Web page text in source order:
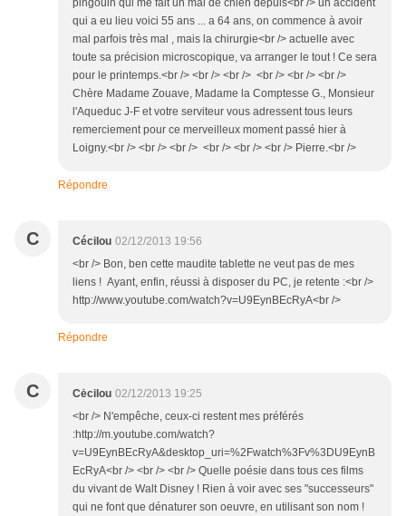
pingouin qui me fait un mal de chien depuis<br /> un accident
qui a eu lieu voici 55 ans ... a 64 ans, on commence à avoir
mal parfois très mal , mais la chirurgie<br /> actuelle avec
toute sa précision microscopique, va arranger le tout ! Ce sera
pour le printemps.<br /> <br /> <br /> <br /> <br /> <br />
Chère Madame Zouave, Madame la Comptesse G., Monsieur
l'Aqueduc J-F et votre serviteur vous adressent tous leurs
remerciement pour ce merveilleux moment passé hier à
Loigny.<br /> <br /> <br /> <br /> <br /> <br /> Pierre.<br />
Répondre
C Cécilou 02/12/2013 19:56
<br /> Bon, ben cette maudite tablette ne veut pas de mes
liens ! Ayant, enfin, réussi à disposer du PC, je retente :<br />
http://www.youtube.com/watch?v=U9EynBEcRyA<br />
Répondre
C Cėcilou 02/12/2013 19:25
<br /> N'empêche, ceux-ci restent mes préférés
:http://m.youtube.com/watch?
v=U9EynBEcRyA&desktop_uri=%2Fwatch%3Fv%3DU9EynB
EcRyA<br /> <br /> <br /> Quelle poésie dans tous ces films
du vivant de Walt Disney ! Rien à voir avec ses "successeurs"
qui ne font que dénaturer son oeuvre, en utilisant son nom !